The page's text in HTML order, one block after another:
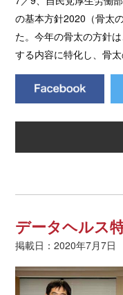
の基本方針2020（骨太
た。今年の骨太の方針
する内容に特化し、骨
データヘルス
掲載日：2020年7月7日